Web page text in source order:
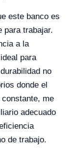
este banco es
para trabajar.
a la
para
no
donde el
me
adecuado
de trabajo.